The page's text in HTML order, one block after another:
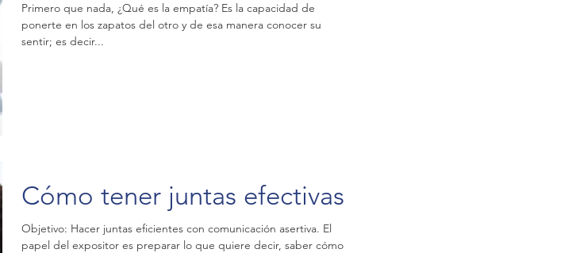
Primero que nada, ¿Qué es la empatía? Es la capacidad de
ponerte en los zapatos del otro y de esa manera conocer su
sentir; es decir...
Cómo tener juntas efectivas
Objetivo: Hacer juntas eficientes con comunicación asertiva. El
papel del expositor es preparar lo que quiere decir, saber cómo